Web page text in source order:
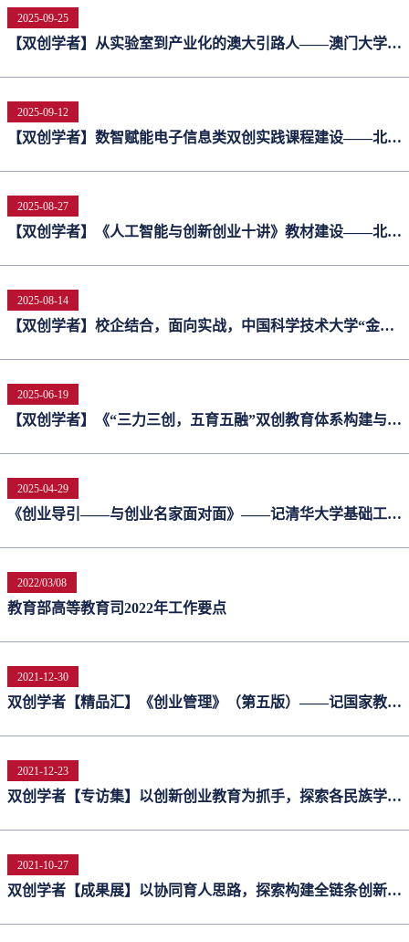
2025-09-25
【双创学者】从实验室到产业化的澳大引路人——澳门大学创
2025-09-12
【双创学者】数智赋能电子信息类双创实践课程建设——北京
2025-08-27
【双创学者】《人工智能与创新创业十讲》教材建设——北京
2025-08-14
【双创学者】校企结合，面向实战，中国科学技术大学“金课”
务副院长朱东杰
2025-06-19
【双创学者】《“三力三创，五育五融”双创教育体系构建与复
珂
2025-04-29
《创业导引——与创业名家面对面》——记清华大学基础工业
2022/03/08
教育部高等教育司2022年工作要点
2021-12-30
双创学者【精品汇】《创业管理》（第五版）——记国家教材
2021-12-23
双创学者【专访集】以创新创业教育为抓手，探索各民族学生
2021-10-27
双创学者【成果展】以协同育人思路，探索构建全链条创新型